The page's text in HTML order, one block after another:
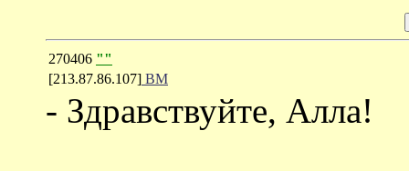
270406 ""
[213.87.86.107] ВМ
- Здравствуйте, Алла!